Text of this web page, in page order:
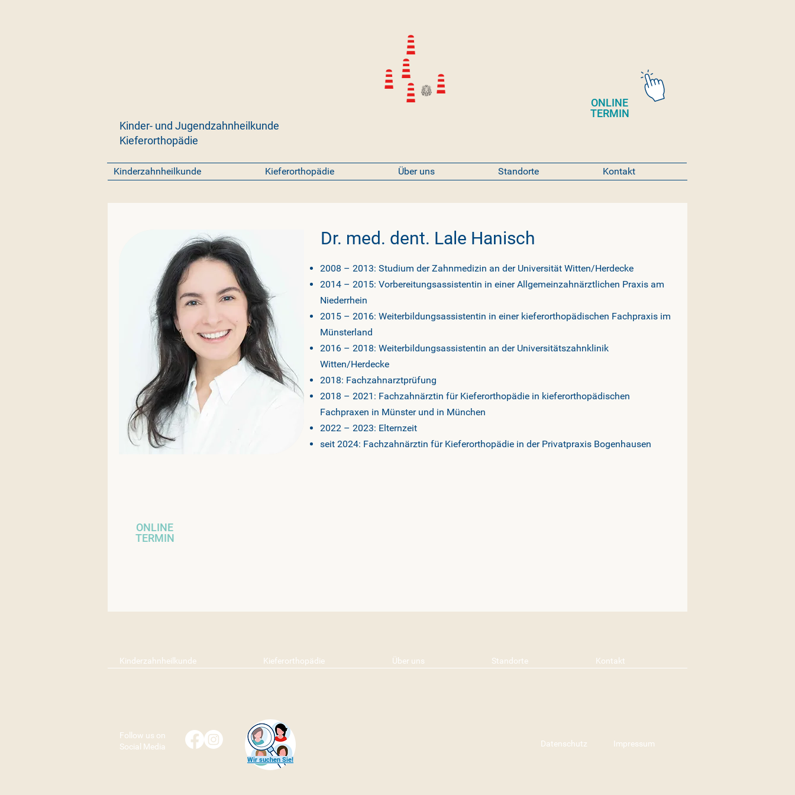
Kinder- und Jugendzahnheilkunde
Kieferorthopädie
ONLINE
TERMIN
Kinderzahnheilkunde Kieferorthopädie Über uns Standorte Kontakt
Dr. med. dent. Lale Hanisch
2008 – 2013: Studium der Zahnmedizin an der Universität Witten/Herdecke
2014 – 2015: Vorbereitungsassistentin in einer Allgemeinzahnärztlichen Praxis am
Niederrhein
2015 – 2016: Weiterbildungsassistentin in einer kieferorthopädischen Fachpraxis im
Münsterland
2016 – 2018: Weiterbildungsassistentin an der Universitätszahnklinik
Witten/Herdecke
2018: Fachzahnarztprüfung
2018 – 2021: Fachzahnärztin für Kieferorthopädie in kieferorthopädischen
Fachpraxen in Münster und in München
2022 – 2023: Elternzeit
seit 2024: Fachzahnärztin für Kieferorthopädie in der Privatpraxis Bogenhausen
ONLINE
TERMIN
Kinderzahnheilkunde Kieferorthopädie Über uns Standorte Kontakt
Follow us on
Social Media
Wir suchen Sie!
Datenschutz Impressum